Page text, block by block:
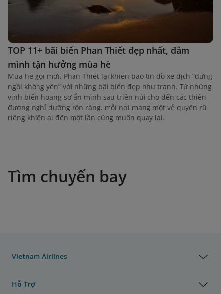
TOP 11+ bãi biển Phan Thiết đẹp nhất, đắm
mình tận hưởng mùa hè
Mùa hè gọi mời, Phan Thiết lại khiến bao tín đồ xê dịch “đứng
ngồi không yên” với những bãi biển đẹp như tranh. Từ những
vịnh biển hoang sơ ẩn mình sau triền núi cho đến các thiên
đường nghỉ dưỡng rộn ràng, mỗi nơi mang một vẻ quyến rũ
riêng khiến ai đến một lần cũng muốn quay lại.
Tìm chuyến bay
Vietnam Airlines
Hỗ Trợ